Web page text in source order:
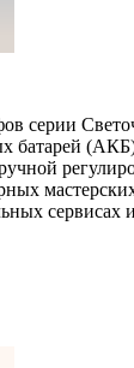
серии
батарей